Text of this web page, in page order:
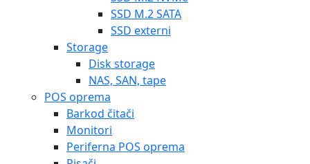
SSD M.2 SATA
SSD externi
Storage
Disk storage
NAS, SAN, tape
POS oprema
Barkod čitači
Monitori
Periferna POS oprema